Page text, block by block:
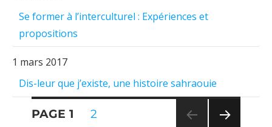
Se former à l’interculturel : Expériences et
propositions
1 mars 2017
Dis-leur que j’existe, une histoire sahraouie
Pagination
PAGE 1 PAGE
2